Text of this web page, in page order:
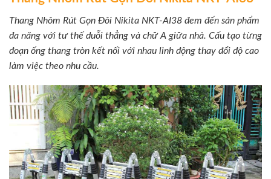
Thang Nhôm Rút Gọn Đôi Nikita NKT-AI38 đem đến sản phẩm
đa năng với tư thế duỗi thẳng và chữ A giữa nhà. Cấu tạo từng
đoạn ống thang tròn kết nối với nhau linh động thay đổi độ cao
làm việc theo nhu cầu.